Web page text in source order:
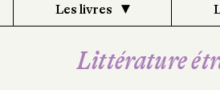
Les livres
Littérature